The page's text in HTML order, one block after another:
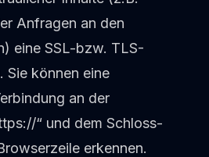
Anfragen an den
eine SSL-bzw. TLS-
Sie können eine
an der
“ und dem Schloss-
erkennen.